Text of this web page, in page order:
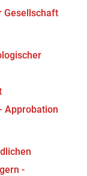
Gesellschaft
Approbation
-